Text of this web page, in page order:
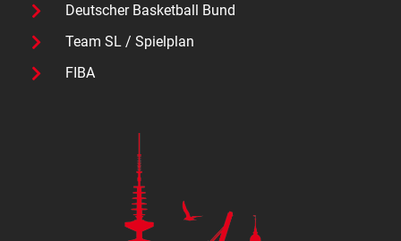
Deutscher Basketball Bund
Team SL / Spielplan
FIBA